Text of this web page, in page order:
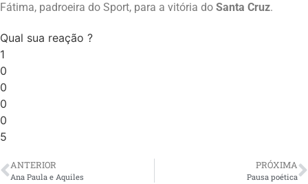
Fátima, padroeira do Sport, para a vitória do Santa Cruz.
Qual sua reação ?
1
0
0
0
0
5
ANTERIOR
Ana Paula e Aquiles
PRÓXIMA
Pausa poética